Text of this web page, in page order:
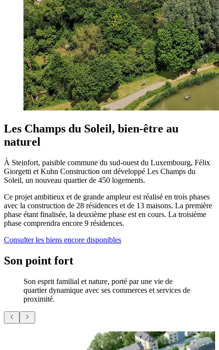
Les Champs du Soleil, bien-être au
naturel
À Steinfort, paisible commune du sud-ouest du Luxembourg, Félix
Giorgetti et Kuhn Construction ont développé Les Champs du
Soleil, un nouveau quartier de 450 logements.
Ce projet ambitieux et de grande ampleur est réalisé en trois phases
avec la construction de 28 résidences et de 13 maisons. La première
phase étant finalisée, la deuxième phase est en cours. La troisième
phase comprendra encore 9 résidences.
Consulter les biens encore disponibles
Son point fort
Son esprit familial et nature, porté par une vie de
quartier dynamique avec ses commerces et services de
proximité.